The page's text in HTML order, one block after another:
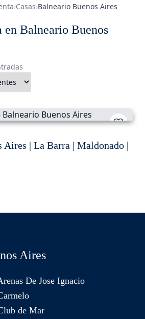
›Casas›Balneario Buenos Aires
en Balneario Buenos
Aires | La Barra | Maldonado |
Aires
De Jose Ignacio
de Mar